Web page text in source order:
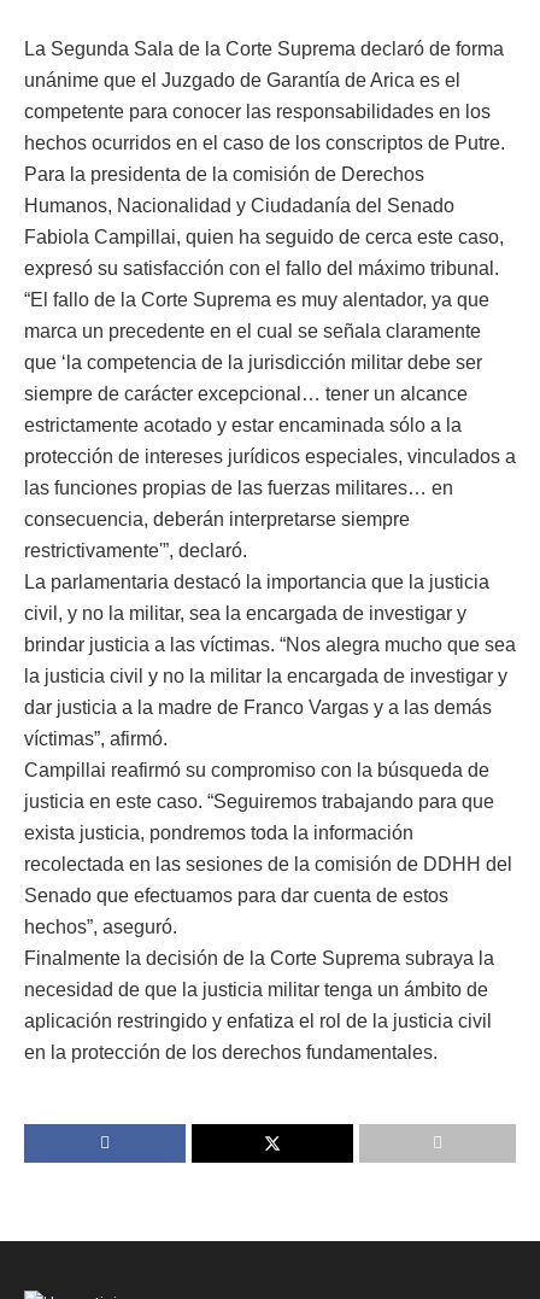
La Segunda Sala de la Corte Suprema declaró de forma
unánime que el Juzgado de Garantía de Arica es el
competente para conocer las responsabilidades en los
hechos ocurridos en el caso de los conscriptos de Putre.
Para la presidenta de la comisión de Derechos
Humanos, Nacionalidad y Ciudadanía del Senado
Fabiola Campillai, quien ha seguido de cerca este caso,
expresó su satisfacción con el fallo del máximo tribunal.
“El fallo de la Corte Suprema es muy alentador, ya que
marca un precedente en el cual se señala claramente
que ‘la competencia de la jurisdicción militar debe ser
siempre de carácter excepcional… tener un alcance
estrictamente acotado y estar encaminada sólo a la
protección de intereses jurídicos especiales, vinculados a
las funciones propias de las fuerzas militares… en
consecuencia, deberán interpretarse siempre
restrictivamente'”, declaró.
La parlamentaria destacó la importancia que la justicia
civil, y no la militar, sea la encargada de investigar y
brindar justicia a las víctimas. “Nos alegra mucho que sea
la justicia civil y no la militar la encargada de investigar y
dar justicia a la madre de Franco Vargas y a las demás
víctimas”, afirmó.
Campillai reafirmó su compromiso con la búsqueda de
justicia en este caso. “Seguiremos trabajando para que
exista justicia, pondremos toda la información
recolectada en las sesiones de la comisión de DDHH del
Senado que efectuamos para dar cuenta de estos
hechos”, aseguró.
Finalmente la decisión de la Corte Suprema subraya la
necesidad de que la justicia militar tenga un ámbito de
aplicación restringido y enfatiza el rol de la justicia civil
en la protección de los derechos fundamentales.